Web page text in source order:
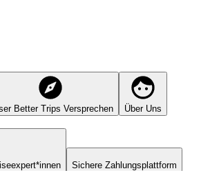
Better Trips Versprechen Über Uns
Sichere Zahlungsplattform